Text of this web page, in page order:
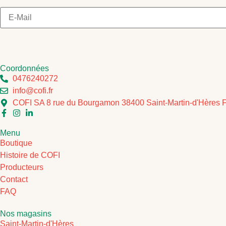
Coordonnées
0476240272
info@cofi.fr
COFI SA 8 rue du Bourgamon 38400 Saint-Martin-d'Hères
Menu
Boutique
Histoire de COFI
Producteurs
Contact
FAQ
Nos magasins
Saint-Martin-d'Hères